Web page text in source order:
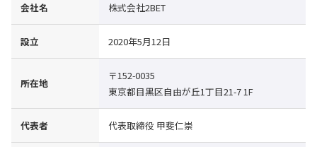
会社名 株式会社2BET
設立 2020年5月12日
所在地
〒152-0035
東京都目黒区自由が丘1丁目21-7 1F
代表者 代表取締役 甲斐仁崇